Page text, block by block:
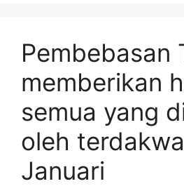
Pembebasan
memberikan
semua yang
oleh
Januari